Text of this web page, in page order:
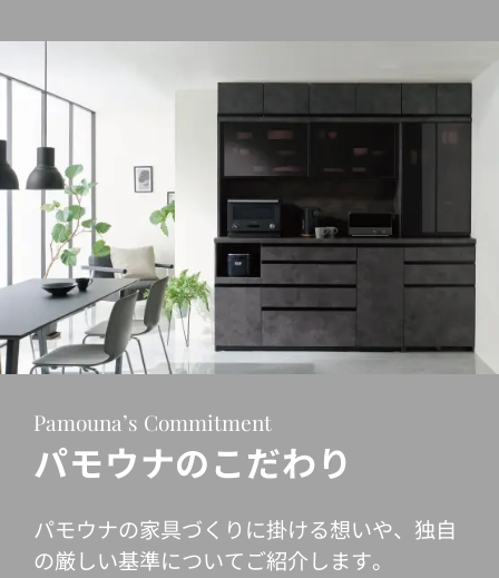
Pamouna’s Commitment
パモウナのこだわり
パモウナの家具づくりに掛ける想いや、独自
の厳しい基準についてご紹介します。